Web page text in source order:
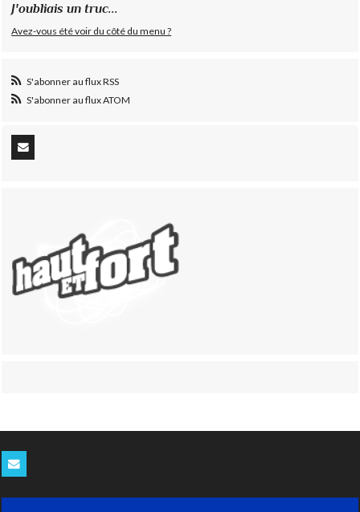
J'oubliais un truc...
Avez-vous été voir du côté du menu ?
S'abonner au flux RSS
S'abonner au flux ATOM